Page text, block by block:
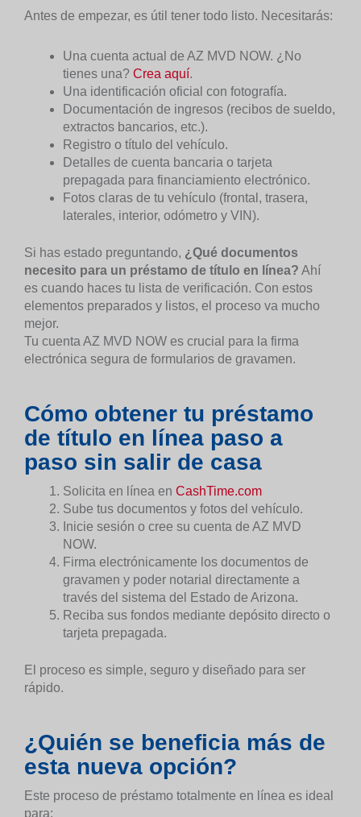
Antes de empezar, es útil tener todo listo. Necesitarás:
Una cuenta actual de AZ MVD NOW. ¿No
tienes una? Crea aquí.
Una identificación oficial con fotografía.
Documentación de ingresos (recibos de sueldo,
extractos bancarios, etc.).
Registro o título del vehículo.
Detalles de cuenta bancaria o tarjeta
prepagada para financiamiento electrónico.
Fotos claras de tu vehículo (frontal, trasera,
laterales, interior, odómetro y VIN).
Si has estado preguntando, ¿Qué documentos
necesito para un préstamo de título en línea? Ahí
es cuando haces tu lista de verificación. Con estos
elementos preparados y listos, el proceso va mucho
mejor.
Tu cuenta AZ MVD NOW es crucial para la firma
electrónica segura de formularios de gravamen.
Cómo obtener tu préstamo
de título en línea paso a
paso sin salir de casa
Solicita en línea en CashTime.com
Sube tus documentos y fotos del vehículo.
Inicie sesión o cree su cuenta de AZ MVD
NOW.
Firma electrónicamente los documentos de
gravamen y poder notarial directamente a
través del sistema del Estado de Arizona.
Reciba sus fondos mediante depósito directo o
tarjeta prepagada.
El proceso es simple, seguro y diseñado para ser
rápido.
¿Quién se beneficia más de
esta nueva opción?
Este proceso de préstamo totalmente en línea es ideal
para: